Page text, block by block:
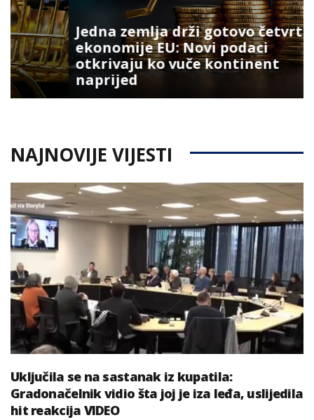
Jedna zemlja drži gotovo četvrtinu
ekonomije EU: Novi podaci
otkrivaju ko vuče kontinent
naprijed
NAJNOVIJE VIJESTI
Uključila se na sastanak iz kupatila:
Gradonačelnik vidio šta joj je iza leđa, uslijedila
hit reakcija VIDEO